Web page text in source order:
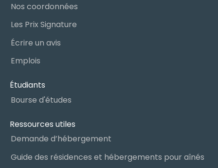
Nos coordonnées
Les Prix Signature
Écrire un avis
Emplois
Étudiants
Bourse d'études
Ressources utiles
Demande d’hébergement
Guide des résidences et hébergements pour aînés